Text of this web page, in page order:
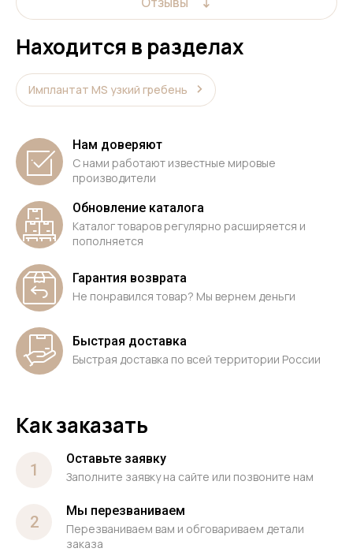
Находится в разделах
Имплантат MS узкий гребень
Нам доверяют
С нами работают известные мировые
производители
Обновление каталога
Каталог товаров регулярно расширяется и
пополняется
Гарантия возврата
Не понравился товар? Мы вернем деньги
Быстрая доставка
Быстрая доставка по всей территории России
Как заказать
1
Оставьте заявку
Заполните заявку на сайте или позвоните нам
2
Мы перезваниваем
Перезваниваем вам и обговариваем детали
заказа